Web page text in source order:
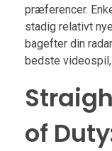
præferencer.
stadig relativt
bagefter din
bedste
of